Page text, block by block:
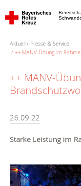
Aktuell
Presse & Service
++ MANV-Übung im
++ MANV-
26.09.22
Starke Leistung im